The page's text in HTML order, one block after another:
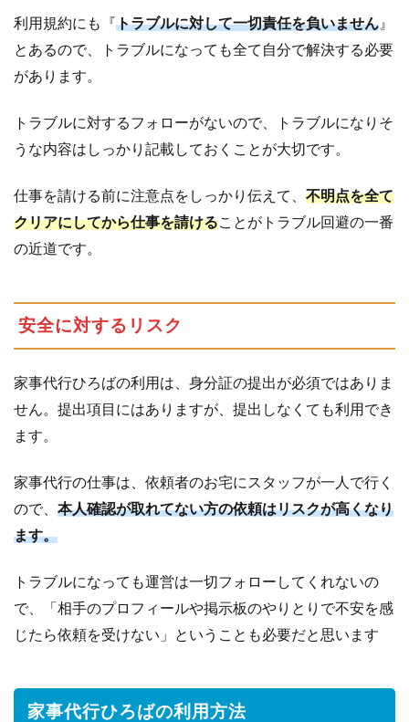
利用規約にも『トラブルに対して一切責任を負いません 』
とあるので、トラブルになっても全て自分で解決する必要
があります。
トラブルに対するフォローがないので、トラブルになりそ
うな内容はしっかり記載しておくことが大切です。
仕事を請ける前に注意点をしっかり伝えて、 不明点を全て
クリアにしてから仕事を請けることがトラブル回避の一番
の近道です。
安全に対するリスク
家事代行ひろばの利用は、身分証の提出が必須ではありま
せん。提出項目にはありますが、提出しなくても利用でき
ます。
家事代行の仕事は、依頼者のお宅にスタッフが一人で行く
ので、 本人確認が取れてない方の依頼はリスクが高くなり
ます。
トラブルになっても運営は一切フォローしてくれないの
で、「相手のプロフィールや掲示板のやりとりで不安を感
じたら依頼を受けない」ということも必要だと思います
家事代行ひろばの利用方法